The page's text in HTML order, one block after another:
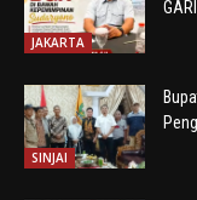
JAKARTA
SINJAI